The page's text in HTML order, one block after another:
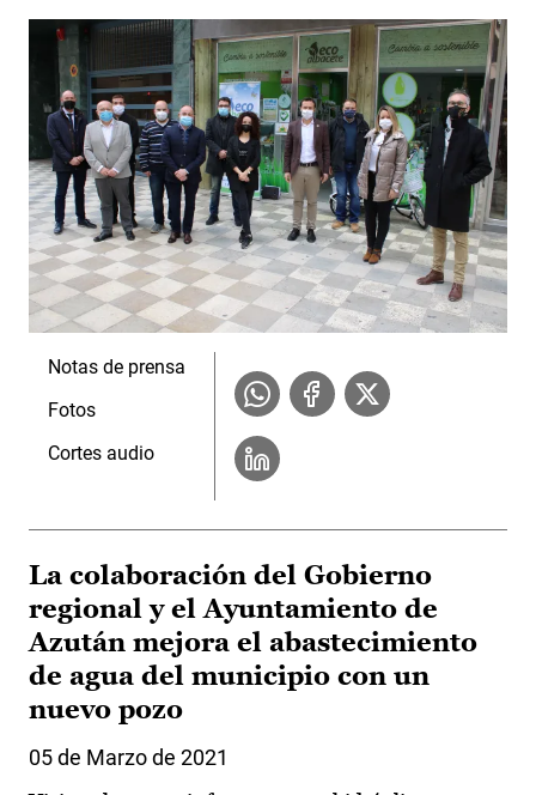
Notas de prensa
Fotos
Cortes audio
La colaboración del Gobierno
regional y el Ayuntamiento de
Azután mejora el abastecimiento
de agua del municipio con un
nuevo pozo
05 de Marzo de 2021